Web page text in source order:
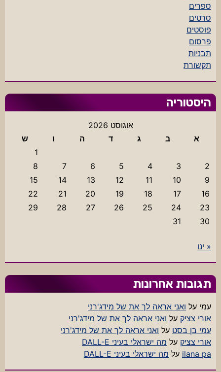
ספרים
סרטים
פוסטים
פרסום
תבניות
תקשורת
היסטוריה
אוגוסט 2026
א
ב ג ד ה ו
ש
1
2
3
4
5
6
7
8
9
10
11
12
13
14
15
16
17
18
19
20
21
22
23
24
25
26
27
28
29
30
31
« ינו
תגובות אחרונות
עמי על ואני אראה לך את של מידג'רני
אורי צציק על ואני אראה לך את של מידג'רני
עמי בן בסט על ואני אראה לך את של מידג'רני
אורי צציק על מה ישראלי בעיני DALL-E
ilana pa על מה ישראלי בעיני DALL-E